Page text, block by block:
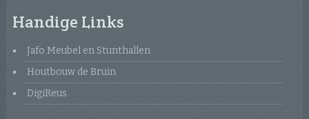
Handige Links
Jafo Meubel en Stunthallen
Houtbouw de Bruin
DigiReus